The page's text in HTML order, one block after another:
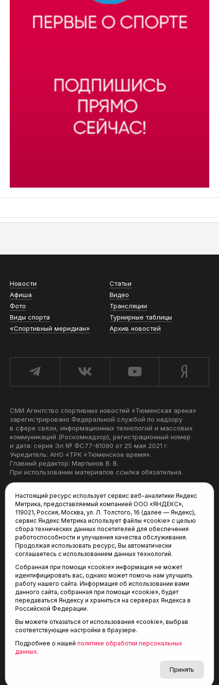
Новости
Статьи
Афиша
Видео
Фото
Трансляции
Виды спорта
Турнирные таблицы
«Спортивный меридиан»
Архив новостей
СМИ Агентство спортивных новостей «Тюменская арена»
зарегистрировано Федеральной службой по надзору
в сфере связи, информационных технологий и массовых
коммуникаций (Роскомнадзор), регистрационный номер
и дата: серия Эл № ФС77-81090 от 25 мая 2021 г.
Учредитель: АНО «ТРК «Тюменское время».
Главный редактор: Мартынов В. В.
При использовании материалов ссылка обязательна.
Редакция:
625035, Тюмень, пр. Геологоразведчиков, 28А
(3452) 68-22-28
tum-arena@mail.ru
Отдел продаж:
(3452) 68-89-78
kotovaev@sibinformburo.ru
© 2001-2026 Агентство спортивных новостей
Настоящий ресурс использует сервис веб-аналитики Яндекс
Метрика, предоставляемый компанией ООО «ЯНДЕКС»,
119021, Россия, Москва, ул. Л. Толстого, 16 (далее — Яндекс),
сервис Яндекс Метрика использует файлы «cookie» с целью
сбора технических данных посетителей для обеспечения
работоспособности и улучшения качества обслуживания.
Продолжая использовать ресурс, Вы автоматически
соглашаетесь с использованием данных технологий.
Собранная при помощи «cookie» информация не может
идентифицировать вас, однако может помочь нам улучшить
работу нашего сайта. Информация об использовании вами
данного сайта, собранная при помощи «cookie», будет
передаваться Яндексу и храниться на серверах Яндекса в
Российской Федерации.
Вы можете отказаться от использования «cookie», выбрав
соответствующие настройки в браузере.
Подробнее о нашей политике обработки персональных
данных.
Принять